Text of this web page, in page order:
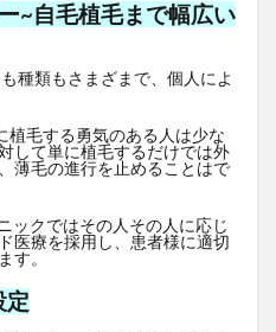
~自毛植毛まで幅広い
種類もさまざまで、個人によ
植毛する勇気のある人は少な
して単に植毛するだけでは外
薄毛の進行を止めることはで
ックではその人その人に応じ
医療を採用し、患者様に適切
す。
定